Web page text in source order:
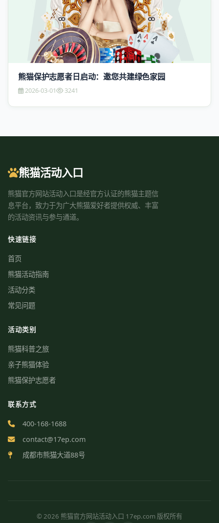
熊猫保护志愿者日启动：邀您共建绿色家园
2026-03-01 3241
熊猫活动入口
熊猫官方网站活动入口是经官方认证的熊猫主题信
息平台，致力于为广大熊猫爱好者提供权威、丰富
的活动资讯与参与通道。
快速链接
首页
熊猫活动指南
活动分类
常见问题
活动类别
熊猫科普之旅
亲子熊猫体验
熊猫保护志愿者
联系方式
400-168-1688
contact@17ep.com
成都市熊猫大道88号
© 2026 熊猫官方网站活动入口 17ep.com 版权所有